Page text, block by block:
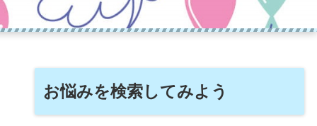
お悩みを検索してみよう